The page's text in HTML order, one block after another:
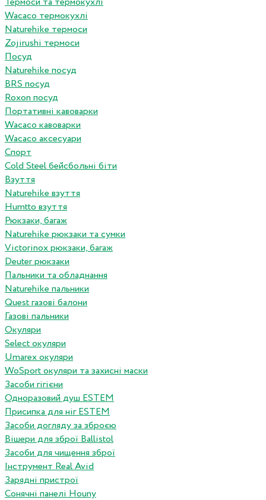
Wacaco термокухлі
Naturehike термоси
Zojirushi термоси
Посуд
Naturehike посуд
BRS посуд
Roxon посуд
Портативні кавоварки
Wacaco кавоварки
Wacaco аксесуари
Спорт
Cold Steel бейсбольні біти
Взуття
Naturehike взуття
Humtto взуття
Рюкзаки, багаж
Naturehike рюкзаки та сумки
Victorinox рюкзаки, багаж
Deuter рюкзаки
Пальники та обладнання
Naturehike пальники
Quest газові балони
Газові пальники
Окуляри
Select окуляри
Umarex окуляри
WoSport окуляри та захисні маски
Засоби гігієни
Одноразовий душ ESTEM
Присипка для ніг ESTEM
Засоби догляду за зброєю
Вішери для зброї Ballistol
Засоби для чищення зброї
Інструмент Real Avid
Зарядні пристрої
Сонячні панелі Houny